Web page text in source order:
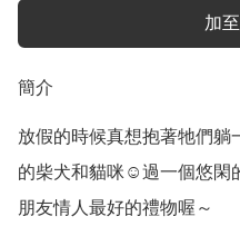
加
簡介
放假的時候真想抱著牠們躺
的柴犬和貓咪☺️過一個悠閑
朋友情人最好的禮物喔～